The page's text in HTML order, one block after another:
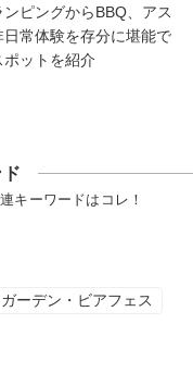
ピングからBBQ、アス
日常体験を存分に堪能で
ポットを紹介
キーワードはコレ！
ーデン・ビアフェス